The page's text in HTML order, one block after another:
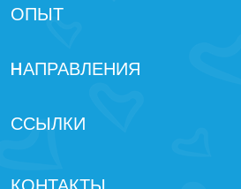
ОПЫТ
HАПРАВЛЕНИЯ
ССЫЛКИ